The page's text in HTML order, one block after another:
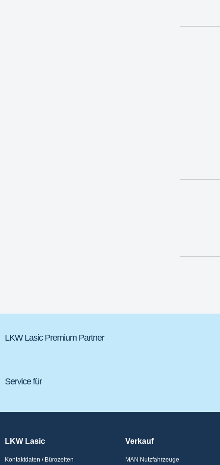
LKW Lasic Premium Partner
Service für
LKW Lasic
Kontaktdaten / Bürozeiten
Verkauf
MAN Nutzfahrzeuge